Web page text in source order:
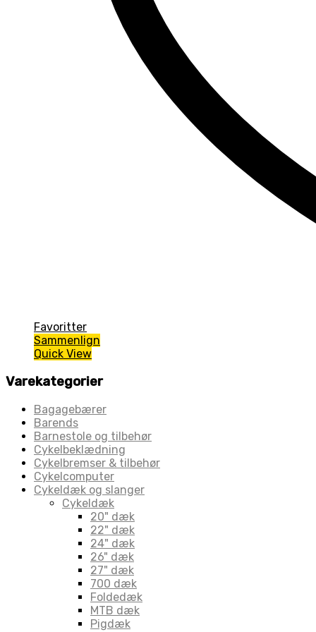
Favoritter
Sammenlign
Quick View
Varekategorier
Bagagebærer
Barends
Barnestole og tilbehør
Cykelbeklædning
Cykelbremser & tilbehør
Cykelcomputer
Cykeldæk og slanger
Cykeldæk
20" dæk
22" dæk
24" dæk
26" dæk
27" dæk
700 dæk
Foldedæk
MTB dæk
Pigdæk